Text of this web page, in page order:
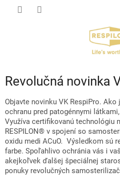
Prejsť
Revolučná novinka
Objavte novinku VK RespiPro.
ochranu pred patogénnymi
Využíva certifikovanú technológiu
RESPILON® v spojení so
oxidu medi ACuO. Výsledkom sú
farbe. Spoľahlivo ochránia vás i
akejkoľvek ďalšej špeciálnej
ponuky revolučných